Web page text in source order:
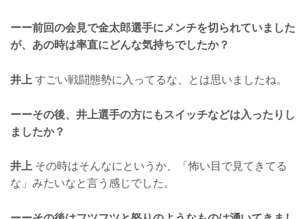
ーー前回の会見で金太郎選手にメンチを切られていました
が、あの時は率直にどんな気持ちでしたか？
井上 すごい戦闘態勢に入ってるな、とは思いましたね。
ーーその後、井上選手の方にもスイッチなどは入ったりし
ましたか？
井上 その時はそんなにというか、「怖い目で見てきてる
な」みたいなと言う感じでした。